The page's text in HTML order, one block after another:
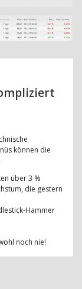
können die
über 3 %
die gestern
Hammer
noch nie!